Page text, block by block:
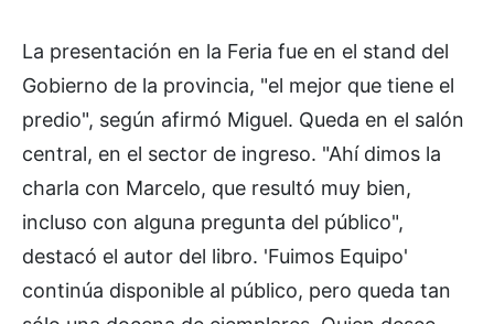
La presentación en la Feria fue en el stand del
Gobierno de la provincia, "el mejor que tiene el
predio", según afirmó Miguel. Queda en el salón
central, en el sector de ingreso. "Ahí dimos la
charla con Marcelo, que resultó muy bien,
incluso con alguna pregunta del público",
destacó el autor del libro. 'Fuimos Equipo'
continúa disponible al público, pero queda tan